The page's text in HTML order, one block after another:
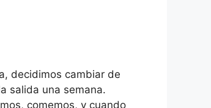
decidimos cambiar de
salida una semana.
comemos, y cuando